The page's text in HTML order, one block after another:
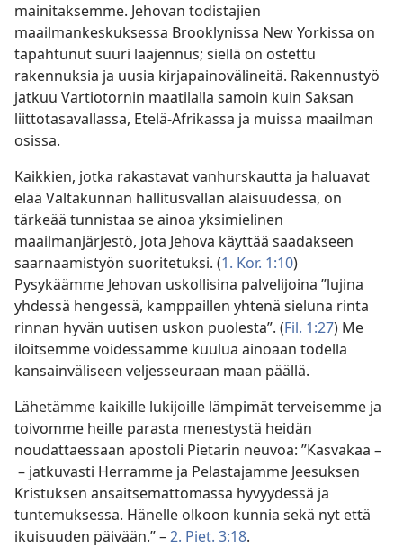
mainitaksemme. Jehovan todistajien
maailmankeskuksessa Brooklynissa New Yorkissa on
tapahtunut suuri laajennus; siellä on ostettu
rakennuksia ja uusia kirjapainovälineitä. Rakennustyö
jatkuu Vartiotornin maatilalla samoin kuin Saksan
liittotasavallassa, Etelä-Afrikassa ja muissa maailman
osissa.
Kaikkien, jotka rakastavat vanhurskautta ja haluavat
elää Valtakunnan hallitusvallan alaisuudessa, on
tärkeää tunnistaa se ainoa yksimielinen
maailmanjärjestö, jota Jehova käyttää saadakseen
saarnaamistyön suoritetuksi. (1. Kor. 1:10)
Pysykäämme Jehovan uskollisina palvelijoina ”lujina
yhdessä hengessä, kamppaillen yhtenä sieluna rinta
rinnan hyvän uutisen uskon puolesta”. (Fil. 1:27) Me
iloitsemme voidessamme kuulua ainoaan todella
kansainväliseen veljesseuraan maan päällä.
Lähetämme kaikille lukijoille lämpimät terveisemme ja
toivomme heille parasta menestystä heidän
noudattaessaan apostoli Pietarin neuvoa: ”Kasvakaa –
– jatkuvasti Herramme ja Pelastajamme Jeesuksen
Kristuksen ansaitsemattomassa hyvyydessä ja
tuntemuksessa. Hänelle olkoon kunnia sekä nyt että
ikuisuuden päivään.” –2. Piet. 3:18.